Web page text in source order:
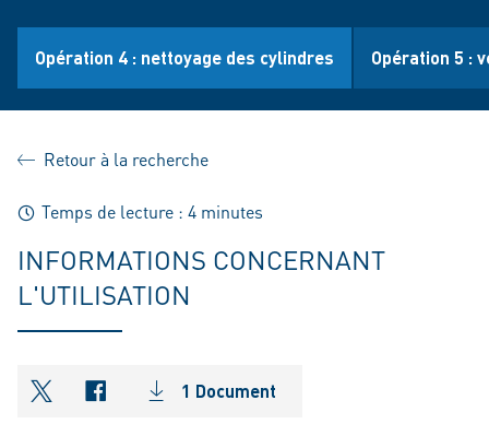
Opération 4 : nettoyage des cylindres Opération 5 :
Retour à la recherche
Temps de lecture : 4 minutes
INFORMATIONS CONCERNANT
L'UTILISATION
shareOntwitter
shareOnfacebook
1 Document